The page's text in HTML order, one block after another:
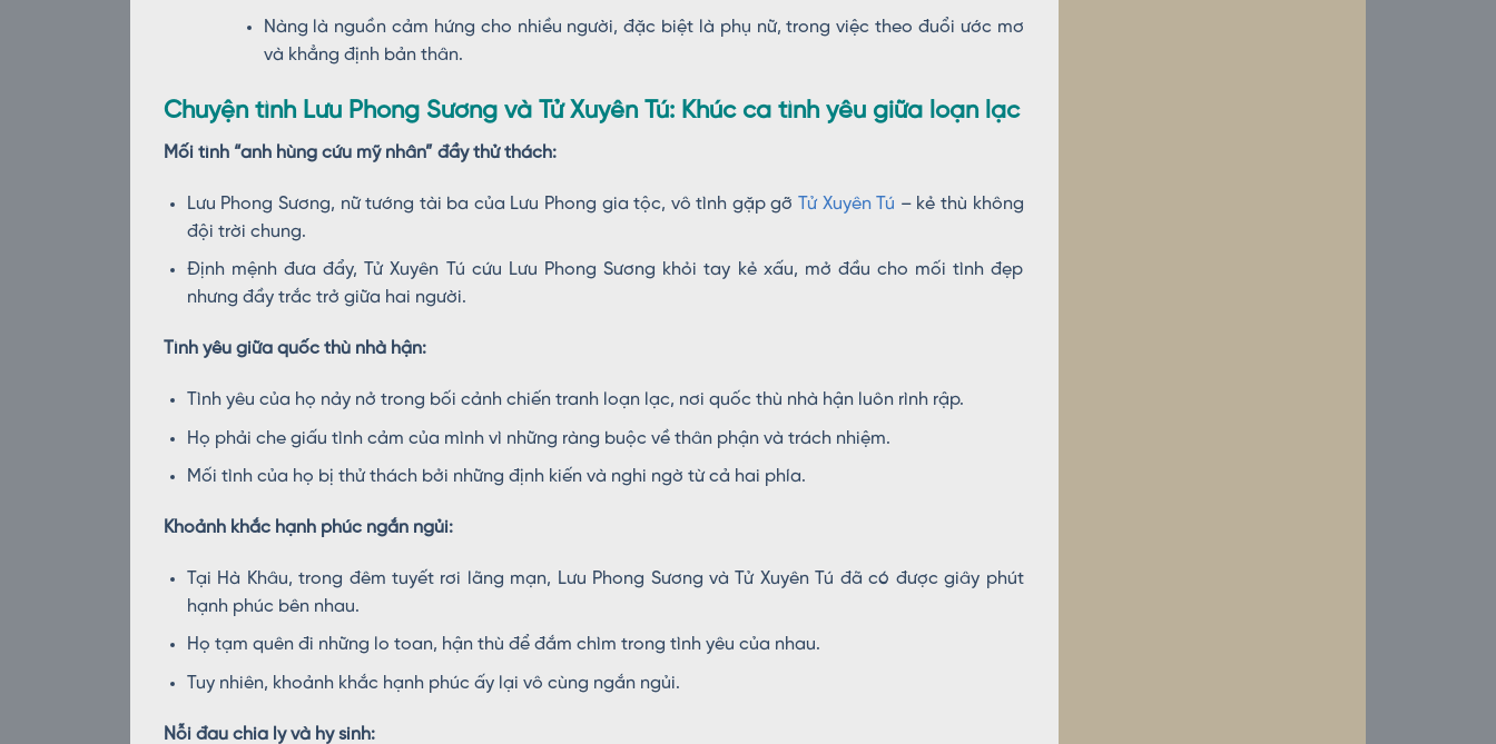
Nàng là nguồn cảm hứng cho nhiều người, đặc biệt là phụ nữ, trong việc theo đuổi ước mơ
và khẳng định bản thân.
Chuyện tình Lưu Phong Sương và Tử Xuyên Tú: Khúc ca tình yêu giữa loạn lạc
Mối tình “anh hùng cứu mỹ nhân” đầy thử thách:
Lưu Phong Sương, nữ tướng tài ba của Lưu Phong gia tộc, vô tình gặp gỡTử Xuyên Tú – kẻ thù không
đội trời chung.
Định mệnh đưa đẩy, Tử Xuyên Tú cứu Lưu Phong Sương khỏi tay kẻ xấu, mở đầu cho mối tình đẹp
nhưng đầy trắc trở giữa hai người.
Tình yêu giữa quốc thù nhà hận:
Tình yêu của họ nảy nở trong bối cảnh chiến tranh loạn lạc, nơi quốc thù nhà hận luôn rình rập.
Họ phải che giấu tình cảm của mình vì những ràng buộc về thân phận và trách nhiệm.
Mối tình của họ bị thử thách bởi những định kiến và nghi ngờ từ cả hai phía.
Khoảnh khắc hạnh phúc ngắn ngủi:
Tại Hà Khâu, trong đêm tuyết rơi lãng mạn, Lưu Phong Sương và Tử Xuyên Tú đã có được giây phút
hạnh phúc bên nhau.
Họ tạm quên đi những lo toan, hận thù để đắm chìm trong tình yêu của nhau.
Tuy nhiên, khoảnh khắc hạnh phúc ấy lại vô cùng ngắn ngủi.
Nỗi đau chia ly và hy sinh: